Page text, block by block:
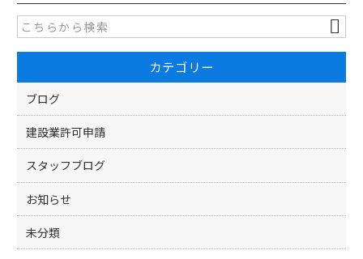
b
o
o
k
カテゴリー
ブログ
建設業許可申請
スタッフブログ
お知らせ
未分類